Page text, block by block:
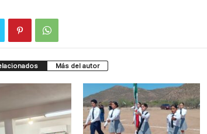
Más del autor